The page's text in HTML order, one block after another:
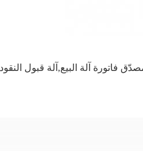
فاتورة آلة البيع,آلة قبول